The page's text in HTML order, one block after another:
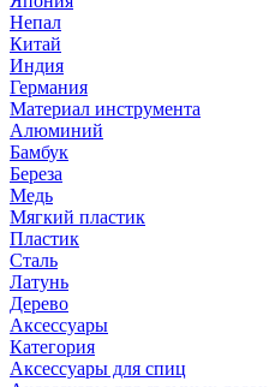
Непал
Китай
Индия
Германия
Материал инструмента
Алюминий
Бамбук
Береза
Медь
Мягкий пластик
Пластик
Сталь
Латунь
Дерево
Аксессуары
Категория
Аксессуары для спиц